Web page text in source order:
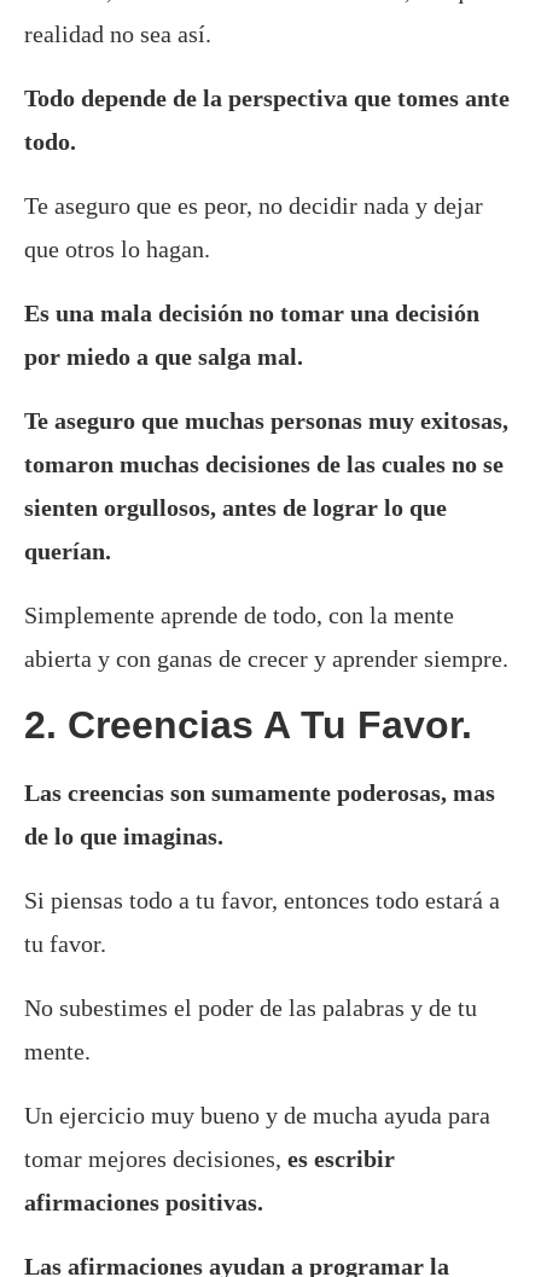
realidad no sea así.
Todo depende de la perspectiva que tomes ante
todo.
Te aseguro que es peor, no decidir nada y dejar
que otros lo hagan.
Es una mala decisión no tomar una decisión
por miedo a que salga mal.
Te aseguro que muchas personas muy exitosas,
tomaron muchas decisiones de las cuales no se
sienten orgullosos, antes de lograr lo que
querían.
Simplemente aprende de todo, con la mente
abierta y con ganas de crecer y aprender siempre.
2. Creencias A Tu Favor.
Las creencias son sumamente poderosas, mas
de lo que imaginas.
Si piensas todo a tu favor, entonces todo estará a
tu favor.
No subestimes el poder de las palabras y de tu
mente.
Un ejercicio muy bueno y de mucha ayuda para
tomar mejores decisiones, es escribir
afirmaciones positivas.
Las afirmaciones ayudan a programar la